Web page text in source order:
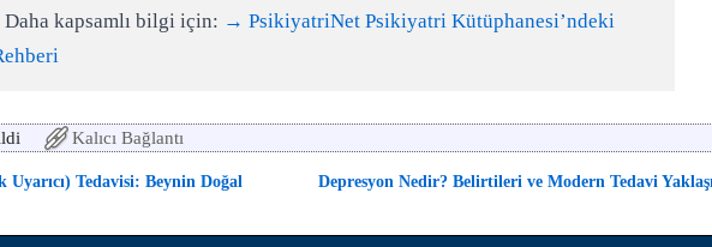
kapsamlı bilgi için: → PsikiyatriNet Psikiyatri Kütüphanesi’ndeki
Kalıcı Bağlantı
Tedavisi: Beynin Doğal
Depresyon Nedir? Belirtileri ve Modern Tedavi